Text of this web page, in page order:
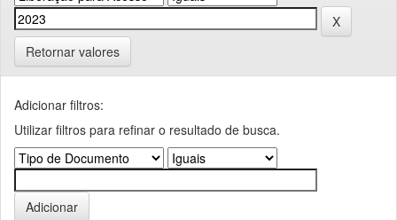
Retornar valores
Adicionar filtros:
Utilizar filtros para refinar o resultado de busca.